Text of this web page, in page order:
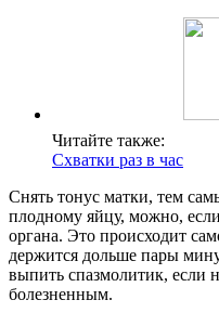
Читайте также:
Схватки раз в час
Снять тонус матки, тем
плодному яйцу, можно,
органа. Это происходит
держится дольше пары
выпить спазмолитик, если
болезненным.